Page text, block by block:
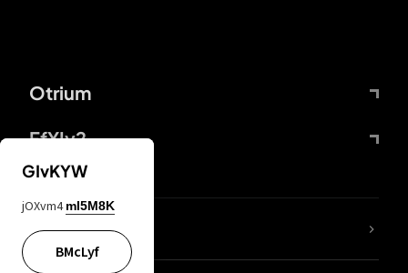
Otrium
FfYIy2
KIjvtr
GIvKYW
jOXvm4 mI5M8K
BMcLyf